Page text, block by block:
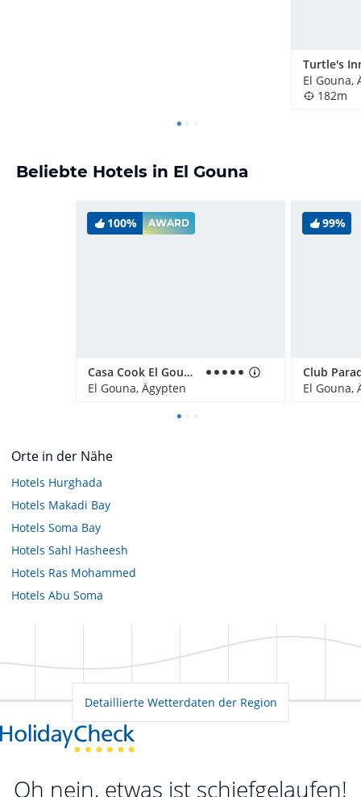
Turtle's
El Gouna,
182m
Beliebte Hotels in El Gouna
100% AWARD
Casa Cook El Gouna - Adults Only
El Gouna, Ägypten
99%
El Gouna,
Orte in der Nähe
Hotels Hurghada
Hotels Makadi Bay
Hotels Soma Bay
Hotels Sahl Hasheesh
Hotels Ras Mohammed
Hotels Abu Soma
Detaillierte Wetterdaten der Region
Oh nein, etwas ist schiefgelaufen!